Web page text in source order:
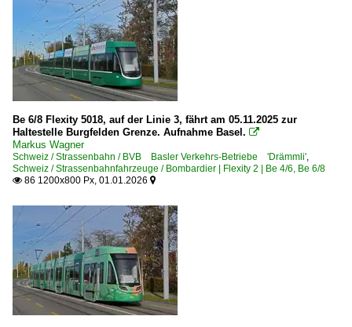
Be 6/8 Flexity 5018, auf der Linie 3, fährt am 05.11.2025 zur
Haltestelle Burgfelden Grenze. Aufnahme Basel. 
Markus Wagner
Schweiz / Strassenbahn / BVB Basler Verkehrs-Betriebe 'Drämmli',
Schweiz / Strassenbahnfahrzeuge / Bombardier | Flexity 2 | Be 4/6, Be 6/8
 86 1200x800 Px, 01.01.2026 